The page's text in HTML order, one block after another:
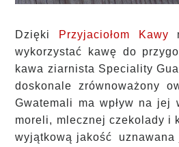
Dzięki Przyjaciołom Kawy
wykorzystać kawę do
kawa ziarnista Speciality
doskonale zrównoważony
Gwatemali ma wpływ na jej
moreli, mlecznej czekolady i
wyjątkową jakość